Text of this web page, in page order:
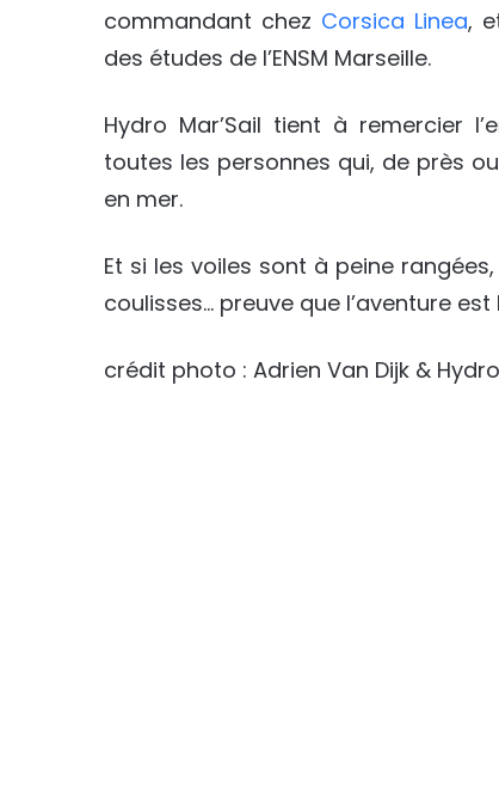
commandant chez Corsica Linea,
des études de l’ENSM Marseille.
Hydro Mar’Sail tient à remercier
toutes les personnes qui, de près
en mer.
Et si les voiles sont à peine
coulisses… preuve que l’aventure est
crédit photo : Adrien Van Dijk &